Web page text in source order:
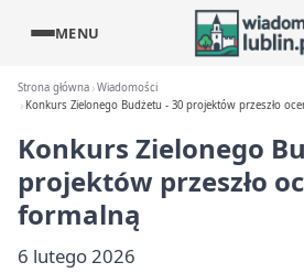
MENU
Strona główna Wiadomości
Konkurs Zielonego Budżetu - 30 projektów przeszło
Konkurs Zielonego
projektów przeszło
formalną
6 lutego 2026